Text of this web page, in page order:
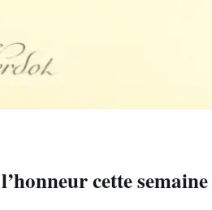
cette semaine